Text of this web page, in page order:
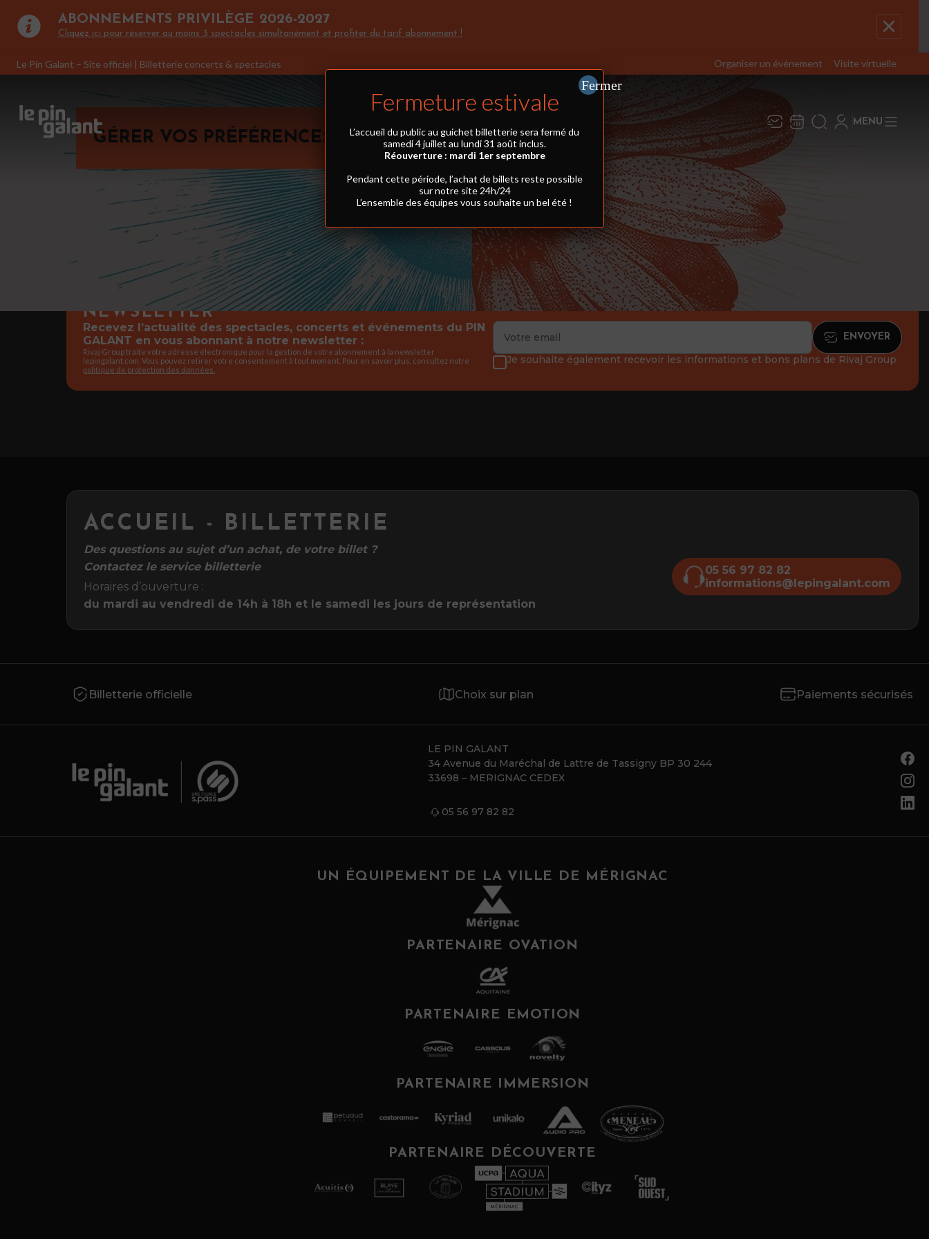
ABONNEMENTS PRIVILÈGE 2026-2027
Cliquez ici pour réserver au moins 3 spectacles simultanément et profiter du tarif abonnement !
Le Pin Galant – Site officiel | Billetterie concerts & spectacles Organiser un événement Visite virtuelle
MENU
GÉRER VOS PRÉFÉRENCES COOKIES
NEWSLETTER
Recevez l’actualité des spectacles, concerts et événements du PIN
GALANT en vous abonnant à notre newsletter :
Rivaj Group traite votre adresse électronique pour la gestion de votre abonnement à la newsletter
lepingalant.com. Vous pouvez retirer votre consentement à tout moment. Pour en savoir plus, consultez notre
politique de protection des données.
Je souhaite également recevoir les informations et bons plans de Rivaj Group
ACCUEIL - BILLETTERIE
Des questions au sujet d’un achat, de votre billet ?
Contactez le service billetterie
Horaires d’ouverture :
du mardi au vendredi de 14h à 18h et le samedi les jours de représentation
05 56 97 82 82
informations@lepingalant.com
Billetterie officielle Choix sur plan Paiements sécurisés
LE PIN GALANT
34 Avenue du Maréchal de Lattre de Tassigny BP 30 244
33698 – MERIGNAC CEDEX
05 56 97 82 82
UN ÉQUIPEMENT DE LA VILLE DE MÉRIGNAC
PARTENAIRE OVATION
PARTENAIRE EMOTION
PARTENAIRE IMMERSION
PARTENAIRE DÉCOUVERTE
Fermeture estivale
L’accueil du public au guichet billetterie sera fermé du
samedi 4 juillet au lundi 31 août inclus.
Réouverture : mardi 1er septembre
Pendant cette période, l’achat de billets reste possible
sur notre site 24h/24
L’ensemble des équipes vous souhaite un bel été !
Fermer